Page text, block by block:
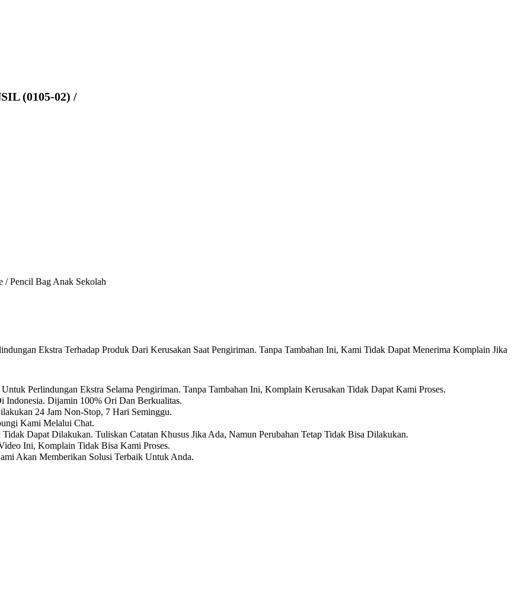
(0105-02) /
/ Pencil Bag Anak Sekolah
Ekstra Terhadap Produk Dari Kerusakan Saat Pengiriman. Tanpa Tambahan Ini, Kami Tidak Dapat Menerima Komplain Jika
Perlindungan Ekstra Selama Pengiriman. Tanpa Tambahan Ini, Komplain Kerusakan Tidak Dapat Kami Proses.
Indonesia. Dijamin 100% Ori Dan Berkualitas.
24 Jam Non-Stop, 7 Hari Seminggu.
Kami Melalui Chat.
Dapat Dilakukan. Tuliskan Catatan Khusus Jika Ada, Namun Perubahan Tetap Tidak Bisa Dilakukan.
Ini, Komplain Tidak Bisa Kami Proses.
Akan Memberikan Solusi Terbaik Untuk Anda.